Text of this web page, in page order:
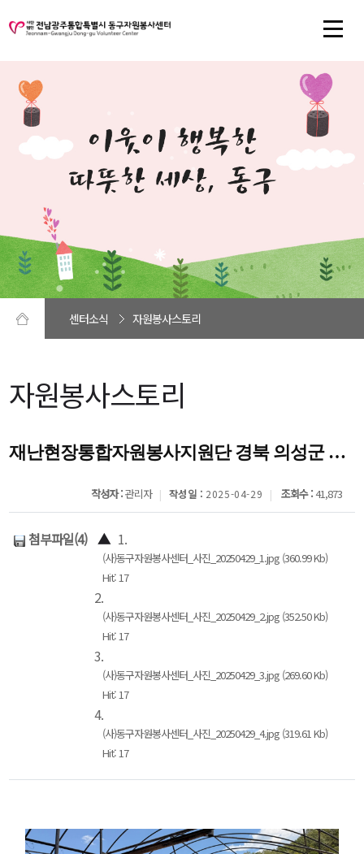
센터소식 자원봉사스토리
자원봉사스토리
재난현장통합자원봉사지원단 경북 의성군 산불피해현장 지원
작성자 :관리자 작성일 : 2025-04-29 조회수 :41,873
첨부파일(4) ▲ 1.
(사)동구자원봉사센터_사진_20250429_1.jpg (360.99 Kb)
Hit: 17
2.
(사)동구자원봉사센터_사진_20250429_2.jpg (352.50 Kb)
Hit: 17
3.
(사)동구자원봉사센터_사진_20250429_3.jpg (269.60 Kb)
Hit: 17
4.
(사)동구자원봉사센터_사진_20250429_4.jpg (319.61 Kb)
Hit: 17